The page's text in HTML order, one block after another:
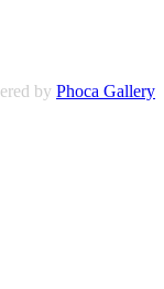
by Phoca Gallery